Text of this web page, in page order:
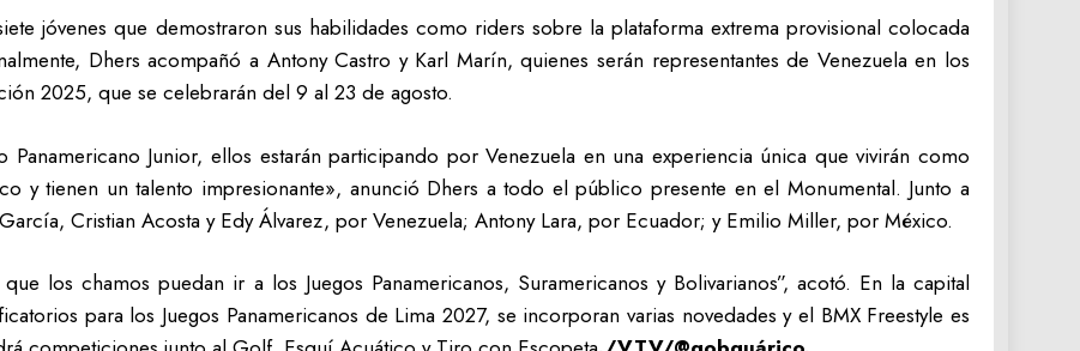
jóvenes que demostraron sus habilidades como riders sobre la plataforma extrema provisional colocada
Dhers acompañó a Antony Castro y Karl Marín, quienes serán representantes de Venezuela en los
2025, que se celebrarán del 9 al 23 de agosto.
Junior, ellos estarán participando por Venezuela en una experiencia única que vivirán como
y tienen un talento impresionante», anunció Dhers a todo el público presente en el Monumental. Junto a
Cristian Acosta y Edy Álvarez, por Venezuela; Antony Lara, por Ecuador; y Emilio Miller, por México.
los chamos puedan ir a los Juegos Panamericanos, Suramericanos y Bolivarianos”, acotó. En la capital
para los Juegos Panamericanos de Lima 2027, se incorporan varias novedades y el BMX Freestyle es